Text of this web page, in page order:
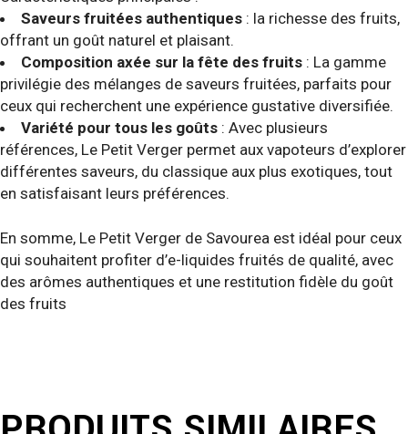
Saveurs fruitées authentiques : la richesse des fruits,
offrant un goût naturel et plaisant.
Composition axée sur la fête des fruits : La gamme
privilégie des mélanges de saveurs fruitées, parfaits pour
ceux qui recherchent une expérience gustative diversifiée.
Variété pour tous les goûts : Avec plusieurs
références, Le Petit Verger permet aux vapoteurs d’explorer
différentes saveurs, du classique aux plus exotiques, tout
en satisfaisant leurs préférences.
En somme, Le Petit Verger de Savourea est idéal pour ceux
qui souhaitent profiter d’e-liquides fruités de qualité, avec
des arômes authentiques et une restitution fidèle du goût
des fruits